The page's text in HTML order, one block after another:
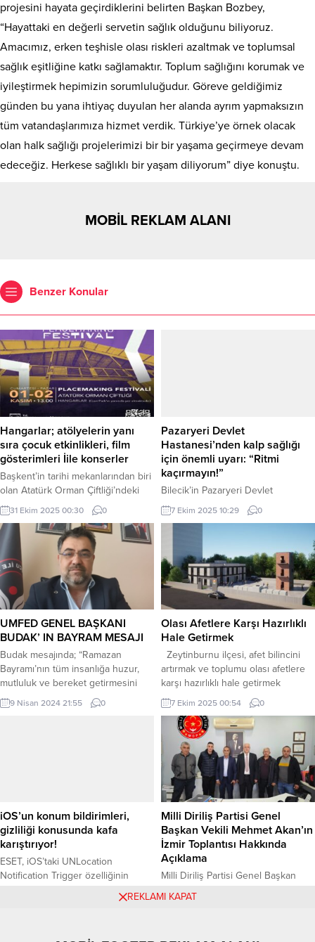
projesini hayata geçirdiklerini belirten Başkan Bozbey,
“Hayattaki en değerli servetin sağlık olduğunu biliyoruz.
Amacımız, erken teşhisle olası riskleri azaltmak ve toplumsal
sağlık eşitliğine katkı sağlamaktır. Toplum sağlığını korumak ve
iyileştirmek hepimizin sorumluluğudur. Göreve geldiğimiz
günden bu yana ihtiyaç duyulan her alanda ayrım yapmaksızın
tüm vatandaşlarımıza hizmet verdik. Türkiye’ye örnek olacak
olan halk sağlığı projelerimizi bir bir yaşama geçirmeye devam
edeceğiz. Herkese sağlıklı bir yaşam diliyorum” diye konuştu.
MOBİL REKLAM ALANI
Benzer Konular
Hangarlar; atölyelerin yanı
sıra çocuk etkinlikleri, film
gösterimleri İile konserler
Başkent’in tarihi mekanlarından biri
olan Atatürk Orman Çiftliği’ndeki
Hangarlar, Ankara Büyükşehir
Belediyesi’nin restorasyon
çalışmalarının ardından yeniden
kente kazandırılıyor. Ankara’nın
yeni kültür sanat alanı olacak
Hangarlar, 31 Ekim-2 Kasım
tarihlerinde gerçekleştirilecek
PlaceMaking Festivali’ne ev
sahipliği yapmaya hazırlanıyor.
Ankara Büyükşehir Belediyesi,
tarihi alanları Başkentlilerin
kullanımına kazandırırken kültür ve
sanat etkinliklerine verdiği
desteklerini...
31 Ekim 2025 00:30 0
Pazaryeri Devlet
Hastanesi’nden kalp sağlığı
için önemli uyarı: “Ritmi
kaçırmayın!”
Bilecik’in Pazaryeri Devlet
Hastanesi, 29 Eylül Dünya Kalp
Günü dolayısıyla yaptığı açıklamada,
nedenleri arasında ilk sırada yer
almaya devam ettiğini vurgulayarak
vatandaşları sağlıklı yaşam
alışkanlıklarına davet etti. Pazaryeri
Gündem / BİLECİK (İGFA) – Dünya
Sağlık Örgütü (DSÖ) verilerine göre
her yıl...
7 Ekim 2025 10:29 0
UMFED GENEL BAŞKANI
BUDAK’ IN BAYRAM MESAJI
Budak mesajında; “Ramazan
Bayramı’nın tüm insanlığa huzur,
mutluluk ve bereket getirmesini
dilerim. Bu kutsal günlerde, birlik
ve beraberlik duygularımızı daha da
Bayramınızı...
9 Nisan 2024 21:55 0
Olası Afetlere Karşı Hazırlıklı
Hale Getirmek
Zeytinburnu ilçesi, afet bilincini
artırmak ve toplumu olası afetlere
karşı hazırlıklı hale getirmek
amacıyla modern bir Afet Eğitim
Parkı projesini hayata geçiriyor. Bu
proje, hem çocuklar hem de
yetişkinler için interaktif eğitim
alanları sunarak, afet öncesi, sırası
ve sonrasında yapılması
gerekenleri uygulamalı olarak
öğretmeyi hedefliyor.
7 Ekim 2025 00:54 0
iOS’un konum bildirimleri,
gizliliği konusunda kafa
karıştırıyor!
ESET, iOS’taki UNLocation
Notification Trigger özelliğinin
oluşturabileceğini belirtti. Bu
Milli Diriliş Partisi Genel
Başkan Vekili Mehmet Akan’ın
İzmir Toplantısı Hakkında
Açıklama
Milli Diriliş Partisi Genel Başkan
Partisi İzmir toplantısının sona
6 Mart 2025 08:33
REKLAMI KAPAT